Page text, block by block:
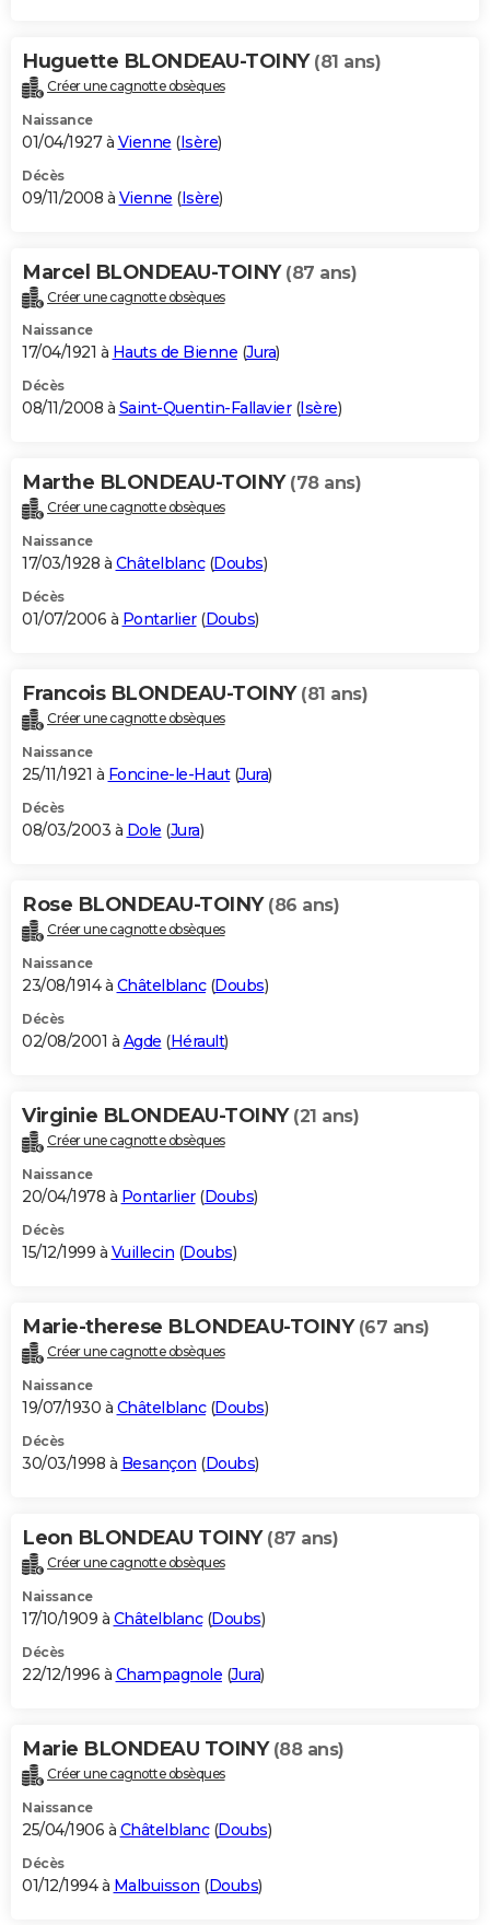
Huguette BLONDEAU-TOINY (81 ans)
Créer une cagnotte obsèques
Naissance
01/04/1927 à Vienne (Isère)
Décès
09/11/2008 à Vienne (Isère)
Marcel BLONDEAU-TOINY (87 ans)
Créer une cagnotte obsèques
Naissance
17/04/1921 à Hauts de Bienne (Jura)
Décès
08/11/2008 à Saint-Quentin-Fallavier(Isère)
Marthe BLONDEAU-TOINY (78 ans)
Créer une cagnotte obsèques
Naissance
17/03/1928 à Châtelblanc(Doubs)
Décès
01/07/2006 à Pontarlier(Doubs)
Francois BLONDEAU-TOINY (81 ans)
Créer une cagnotte obsèques
Naissance
25/11/1921 à Foncine-le-Haut(Jura)
Décès
08/03/2003 à Dole (Jura)
Rose BLONDEAU-TOINY (86 ans)
Créer une cagnotte obsèques
Naissance
23/08/1914 à Châtelblanc(Doubs)
Décès
02/08/2001 à Agde (Hérault)
Virginie BLONDEAU-TOINY (21 ans)
Créer une cagnotte obsèques
Naissance
20/04/1978 à Pontarlier(Doubs)
Décès
15/12/1999 à Vuillecin (Doubs)
Marie-therese BLONDEAU-TOINY (67 ans)
Créer une cagnotte obsèques
Naissance
19/07/1930 à Châtelblanc(Doubs)
Décès
30/03/1998 à Besançon (Doubs)
Leon BLONDEAU TOINY (87 ans)
Créer une cagnotte obsèques
Naissance
17/10/1909 à Châtelblanc(Doubs)
Décès
22/12/1996 à Champagnole (Jura)
Marie BLONDEAU TOINY (88 ans)
Créer une cagnotte obsèques
Naissance
25/04/1906 à Châtelblanc(Doubs)
Décès
01/12/1994 à Malbuisson (Doubs)